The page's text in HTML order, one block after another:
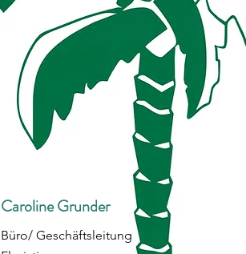
Caroline Grunder
Büro/ Geschäftsleitung